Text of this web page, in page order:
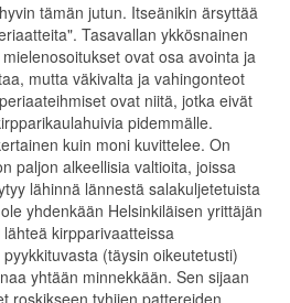
tämän jutun. Itseänikin ärsyttää
Tasavallan ykkösnainen
ovat osa avointa ja
mutta väkivalta ja vahingonteot
ovat niitä, jotka eivät
pidemmälle.
kuin moni kuvittelee. On
paljon alkeellisia valtioita, joissa
lähinnä lännestä salakuljetetuista
yhdenkään Helsinkiläisen yrittäjän
kirpparivaatteissa
(täysin oikeutetusti)
yhtään minnekkään. Sen sijaan